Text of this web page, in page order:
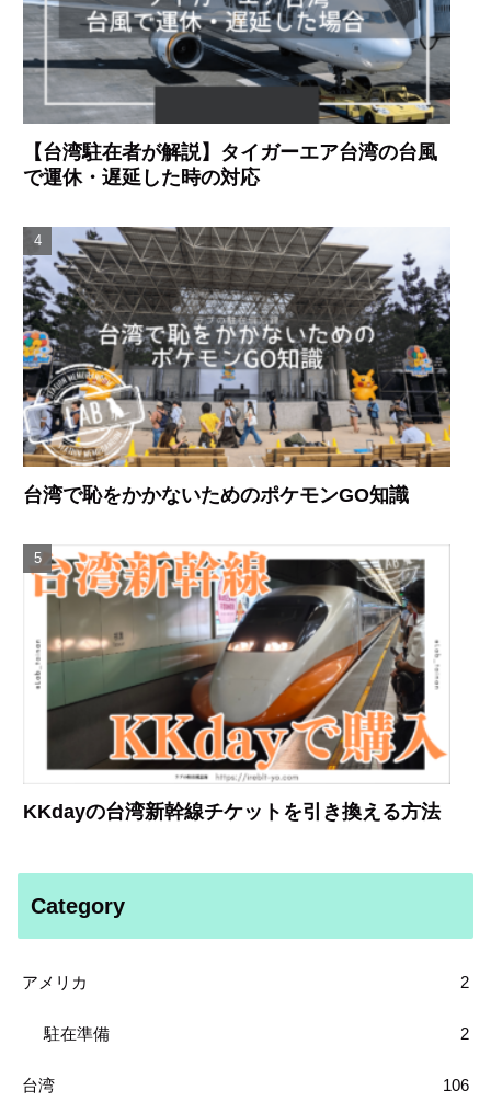
【台湾駐在者が解説】タイガーエア台湾の台風
で運休・遅延した時の対応
台湾で恥をかかないためのポケモンGO知識
KKdayの台湾新幹線チケットを引き換える方法
Category
アメリカ 2
駐在準備 2
台湾 106